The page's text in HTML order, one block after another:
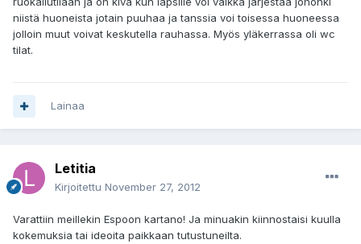
niistä huoneista jotain puuhaa ja tanssia voi toisessa huoneessa
jolloin muut voivat keskutella rauhassa. Myös yläkerrassa oli wc
tilat.
Lainaa
Letitia
Kirjoitettu November 27, 2012
Varattiin meillekin Espoon kartano! Ja minuakin kiinnostaisi kuulla
kokemuksia tai ideoita paikkaan tutustuneilta.